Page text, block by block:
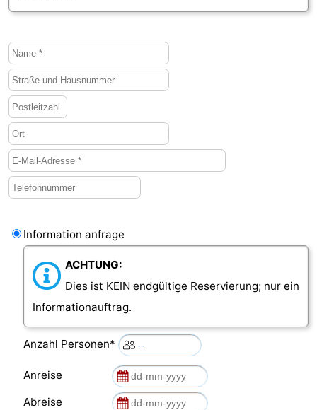
Information anfrage
ACHTUNG:
Dies ist KEIN endgültige Reservierung; nur ein
Informationauftrag.
Anzahl Personen*
Anreise
Abreise